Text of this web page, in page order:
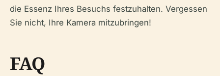
die Essenz Ihres Besuchs festzuhalten. Vergessen
Sie nicht, Ihre Kamera mitzubringen!
FAQ